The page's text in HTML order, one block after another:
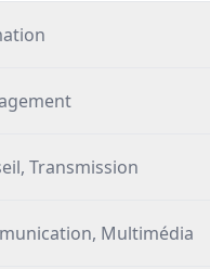
Transmission
Multimédia